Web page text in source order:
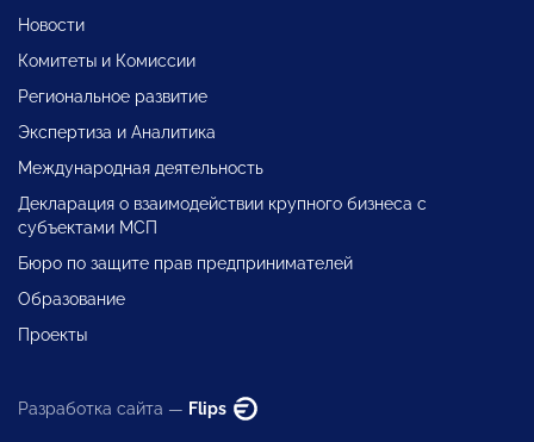
Новости
Комитеты и Комиссии
Региональное развитие
Экспертиза и Аналитика
Международная деятельность
Декларация о взаимодействии крупного бизнеса с
субъектами МСП
Бюро по защите прав предпринимателей
Образование
Проекты
Разработка сайта — Flips